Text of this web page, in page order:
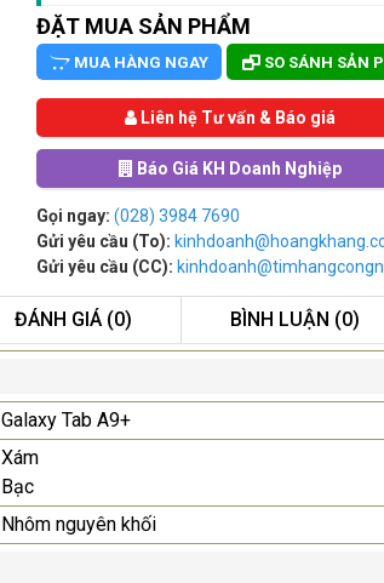
ĐẶT MUA SẢN PHẨM
MUA HÀNG NGAY SO SÁNH SẢN
Liên hệ Tư vấn & Báo giá
Báo Giá KH Doanh Nghiệp
Gọi ngay: (028) 3984 7690
Gửi yêu cầu (To):
Gửi yêu cầu (CC):
Liên hệ
để nhận báo giá tốt
Màn Hình Máy Tính Lenovo
D19-10 18.5"...
ĐÁNH GIÁ (0) BÌNH LUẬN (0)
Galaxy Tab A9+
Xám
Bạc
Nhôm nguyên khối